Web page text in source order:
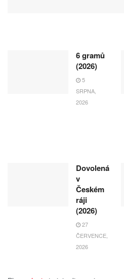
6 gramů
(2026)
5
SRPNA,
2026
Dovolená
v
Českém
ráji
(2026)
27
ČERVENCE,
2026